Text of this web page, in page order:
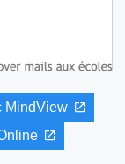
MindView